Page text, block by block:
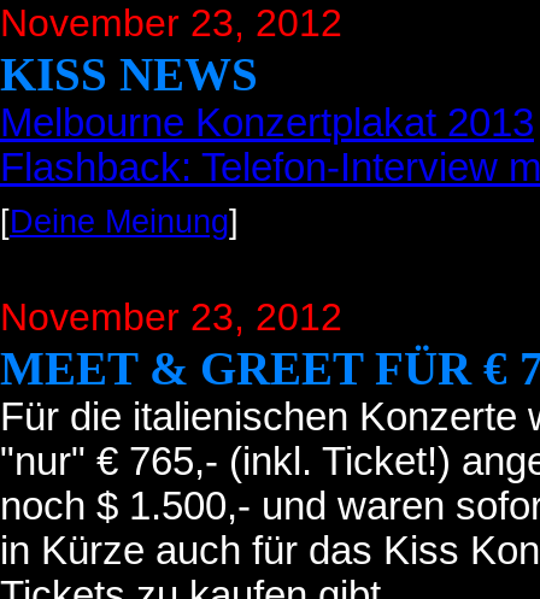
November 23, 2012
KISS NEWS
Melbourne Konzertplakat 2013
Flashback: Telefon-Interview
[Deine Meinung]
November 23, 2012
MEET & GREET FÜR €
Für die italienischen Konzerte
"nur" € 765,- (inkl. Ticket!)
noch $ 1.500,- und waren
in Kürze auch für das Kiss